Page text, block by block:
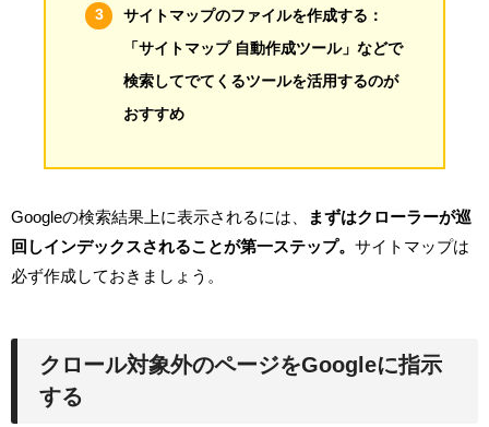
サイトマップのファイルを作成する：
「サイトマップ 自動作成ツール」などで
検索してでてくるツールを活用するのが
おすすめ
Googleの検索結果上に表示されるには、
まずはクローラーが巡
回しインデックスされることが第一ステップ。 サイトマップは
必ず作成しておきましょう。
クロール対象外のページをGoogleに指示
する